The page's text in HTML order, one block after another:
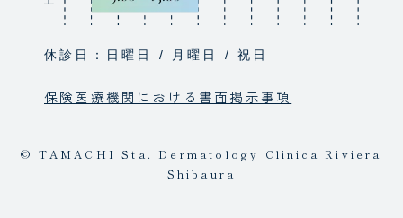
休診日：日曜日 / 月曜日 / 祝日
保険医療機関における書面掲示事項
© TAMACHI Sta. Dermatology Clinica Riviera
Shibaura